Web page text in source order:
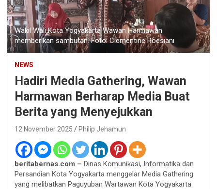
Wakil Wali Kota Yogyakarta Wawan Harmawan
memberikan sambutan. Foto: Clementine Roesiani
NEWS
Hadiri Media Gathering, Wawan
Harmawan Berharap Media Buat
Berita yang Menyejukkan
12 November 2025 Philip Jehamun
beritabernas.com – Dinas Komunikasi, Informatika dan
Persandian Kota Yogyakarta menggelar Media Gathering
yang melibatkan Paguyuban Wartawan Kota Yogyakarta